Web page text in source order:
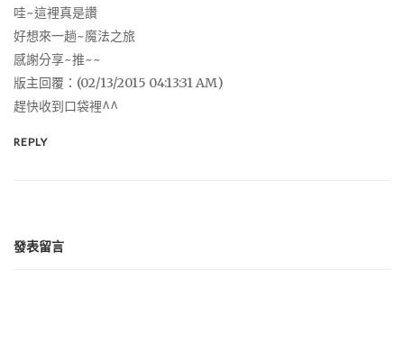
哇~這裡真是讚
好想來一趟~魔法之旅
感謝分享~推~~
版主回覆：(02/13/2015 04:13:31 AM)
趕快收到口袋裡^^
REPLY
發表留言